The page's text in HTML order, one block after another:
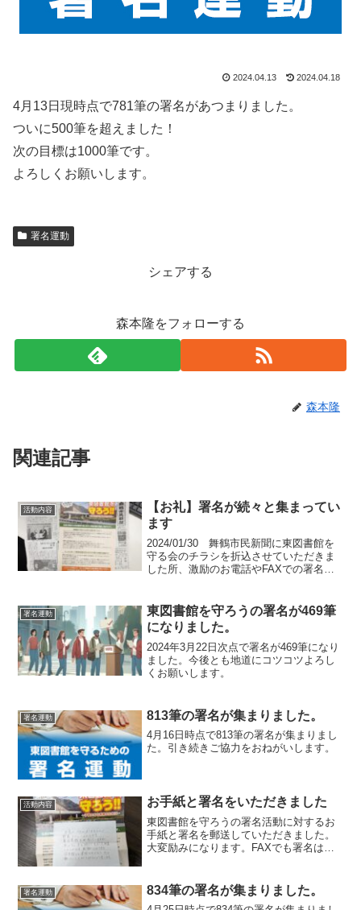
2024.04.13 2024.04.18
4月13日現時点で781筆の署名があつまりました。
ついに500筆を超えました！
次の目標は1000筆です。
よろしくお願いします。
署名運動
シェアする
森本隆をフォローする
森本隆
関連記事
活動内容
【お礼】署名が続々と集まってい
ます
2024/01/30 舞鶴市民新聞に東図書館を
守る会のチラシを折込させていただきま
した所、激励のお電話やFAXでの署名が
ピーいただくか連絡頂けましたら用紙を
お持ちします...
署名運動
東図書館を守ろうの署名が469筆
になりました。
2024年3月22日次点で署名が469筆になり
ました。今後とも地道にコツコツよろし
くお願いします。
署名運動 813筆の署名が集まりました。
4月16日時点で813筆の署名が集まりまし
た。引き続きご協力をおねがいします。
活動内容 お手紙と署名をいただきました
東図書館を守ろうの署名活動に対するお
手紙と署名を郵送していただきました。
大変励みになります。FAXでも署名は沢
署名運動 834筆の署名が集まりました。